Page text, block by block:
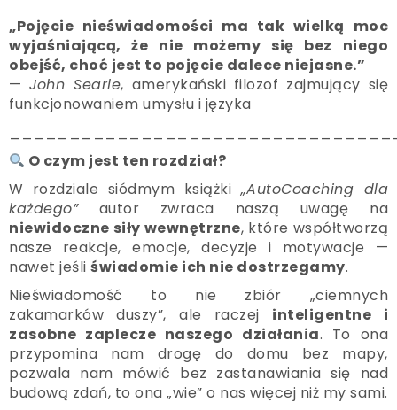
„Pojęcie nieświadomości ma tak wielką moc
wyjaśniającą, że nie możemy się bez niego
obejść, choć jest to pojęcie dalece niejasne.”
—John Searle, amerykański filozof zajmujący się
funkcjonowaniem umysłu i języka
O czym jest ten rozdział?
W rozdziale siódmym książki„AutoCoaching dla
każdego”autor zwraca naszą uwagę na
niewidoczne siły wewnętrzne, które współtworzą
nasze reakcje, emocje, decyzje i motywacje —
nawet jeśli świadomie ich nie dostrzegamy.
Nieświadomość to nie zbiór „ciemnych
zakamarków duszy”, ale raczej inteligentne i
zasobne zaplecze naszego działania. To ona
przypomina nam drogę do domu bez mapy,
pozwala nam mówić bez zastanawiania się nad
budową zdań, to ona „wie” o nas więcej niż my sami.